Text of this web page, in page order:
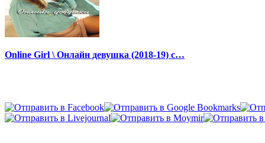
Online Girl \ Онлайн девушка (2018-19) с…